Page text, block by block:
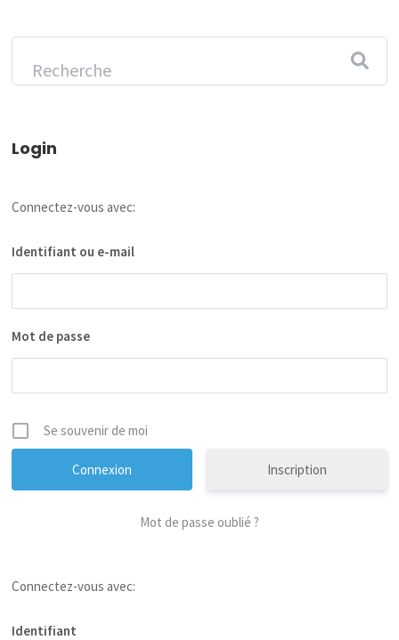
Login
Connectez-vous avec:
Identifiant ou e-mail
Mot de passe
Se souvenir de moi
Inscription
Mot de passe oublié ?
Connectez-vous avec:
Identifiant